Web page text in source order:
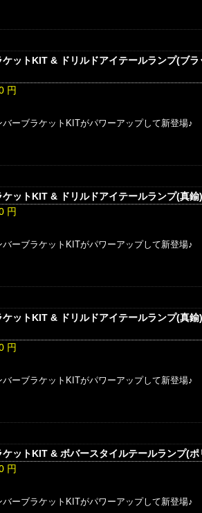
ットKIT & ドリルドアイテールランプ(ブラ
円
ーブラケットKITがパワーアップして新登場♪
ットKIT & ドリルドアイテールランプ(真鍮)
円
ーブラケットKITがパワーアップして新登場♪
ットKIT & ドリルドアイテールランプ(真鍮
円
ーブラケットKITがパワーアップして新登場♪
ットKIT & ボバースタイルテールランプ(ポ
円
ーブラケットKITがパワーアップして新登場♪